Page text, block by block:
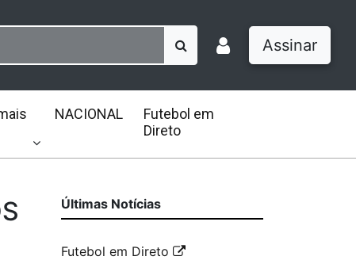
Assinar
NACIONAL
Futebol em
Direto
Últimas Notícias
Futebol em Direto